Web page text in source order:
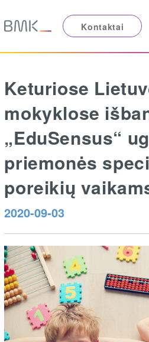
Kontaktai
Keturiose
mokyklose
„EduSensus“
priemonės
poreikių
2020-09-03